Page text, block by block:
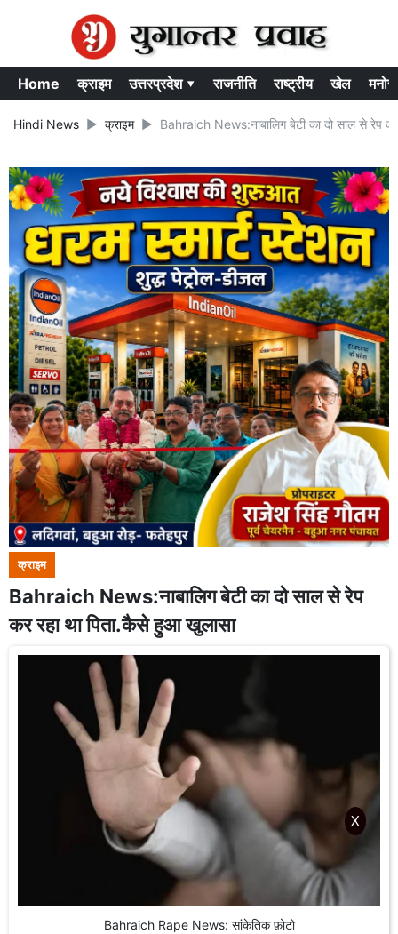
Home क्राइम उत्तरप्रदेश ▾ राजनीति राष्ट्रीय खेल
Hindi News क्राइम Bahraich News:नाबालिग बेटी का दो साल से रेप
क्राइम
Bahraich News:नाबालिग बेटी का दो साल से रेप
कर रहा था पिता.कैसे हुआ खुलासा
Bahraich Rape News: सांकेतिक फ़ोटो
X